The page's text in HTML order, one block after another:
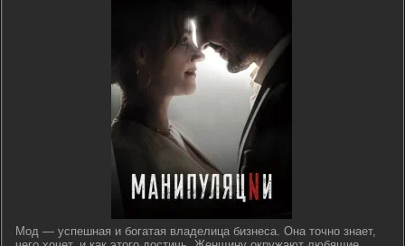
Мод — успешная и богатая владелица бизнеса. Она точно знает,